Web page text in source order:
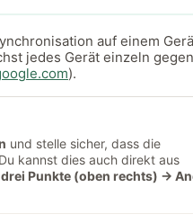
auf einem
jedes Gerät einzeln
).
und stelle sicher, dass die
kannst dies auch direkt aus
Punkte (oben rechts) →